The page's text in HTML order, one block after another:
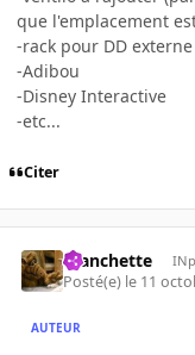
que l'emplacement
-rack pour DD
-Adibou
-Disney Interactive
-etc...
Citer
manchette
Posté(e) le 11
AUTEUR